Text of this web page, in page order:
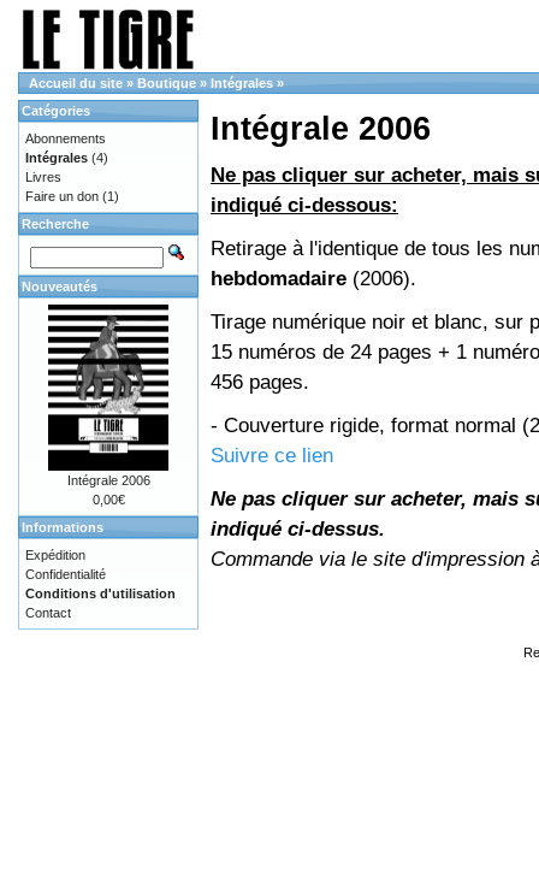
Accueil du site » Boutique » Intégrales »
Intégrale 2006
Ne pas cliquer sur acheter, mais
indiqué ci-dessous:
Retirage à l'identique de tous les
hebdomadaire (2006).
Tirage numérique noir et blanc, sur
15 numéros de 24 pages + 1
456 pages.
- Couverture rigide, format normal
Suivre ce lien
Ne pas cliquer sur acheter, mais
indiqué ci-dessus.
Commande via le site d'impression
Catégories
Abonnements
Intégrales (4)
Livres
Faire un don (1)
Recherche
Nouveautés
Intégrale 2006
0,00€
Informations
Expédition
Confidentialité
Conditions d'utilisation
Contact